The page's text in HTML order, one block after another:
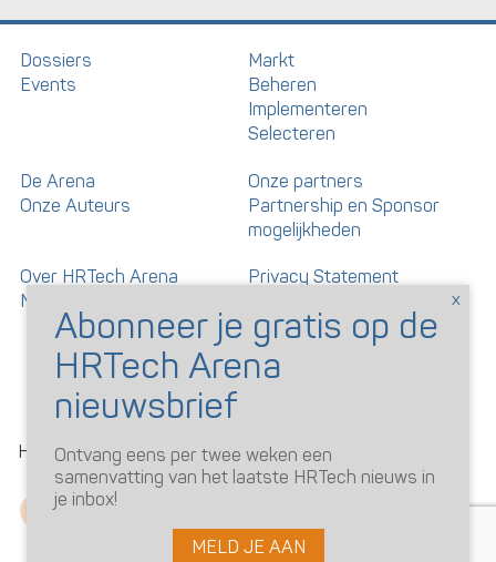
Dossiers
Events
Markt
Beheren
Implementeren
Selecteren
De Arena
Onze Auteurs
Onze partners
Partnership en Sponsor
mogelijkheden
Over HRTech Arena
Nieuwsbrief
Privacy Statement
Gedragscode artikelen en
reacties
HRTechArena 2026
Ontvang eens per twee weken een
samenvatting van het laatste HRTech nieuws in
je inbox!
MELD JE AAN